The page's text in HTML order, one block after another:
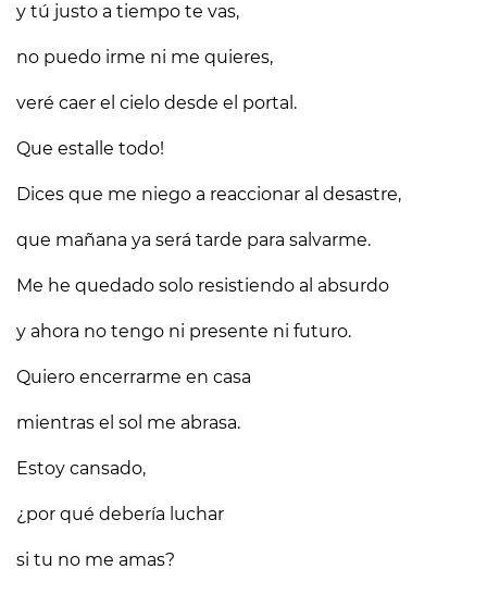
y tú justo a tiempo te vas,
no puedo irme ni me quieres,
veré caer el cielo desde el portal.
Que estalle todo!
Dices que me niego a reaccionar al desastre,
que mañana ya será tarde para salvarme.
Me he quedado solo resistiendo al absurdo
y ahora no tengo ni presente ni futuro.
Quiero encerrarme en casa
mientras el sol me abrasa.
Estoy cansado,
¿por qué debería luchar
si tu no me amas?